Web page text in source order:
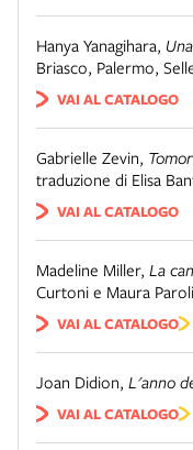
Hanya Yanagihara,
Briasco, Palermo,
VAI AL CATALOGO
Gabrielle Zevin,
traduzione di Elisa
VAI AL CATALOGO
Madeline Miller, La
Curtoni e Maura
VAI AL CATALOGO
Joan Didion, L'anno
VAI AL CATALOGO